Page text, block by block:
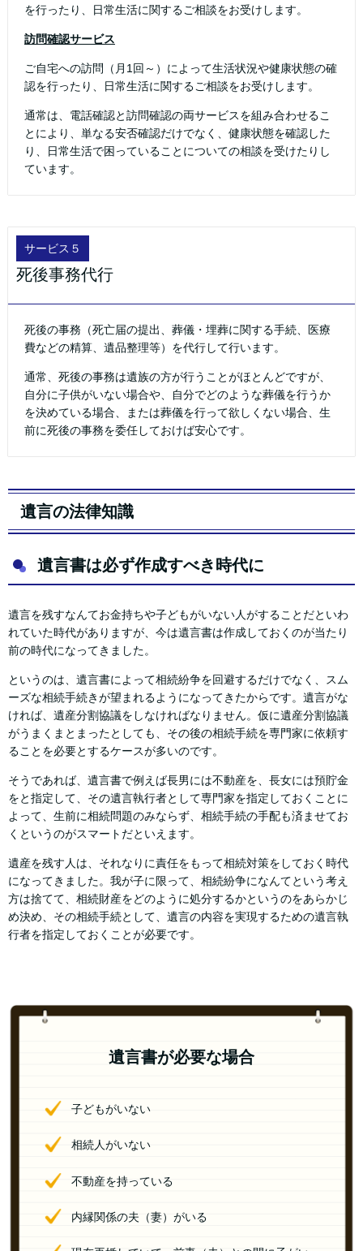
を行ったり、日常生活に関するご相談をお受けします。
訪問確認サービス
ご自宅への訪問（月1回～）によって生活状況や健康状態の確
認を行ったり、日常生活に関するご相談をお受けします。
通常は、電話確認と訪問確認の両サービスを組み合わせるこ
とにより、単なる安否確認だけでなく、健康状態を確認した
り、日常生活で困っていることについての相談を受けたりし
ています。
サービス５
死後事務代行
死後の事務（死亡届の提出、葬儀・埋葬に関する手続、医療
費などの精算、遺品整理等）を代行して行います。
通常、死後の事務は遺族の方が行うことがほとんどですが、
自分に子供がいない場合や、自分でどのような葬儀を行うか
を決めている場合、または葬儀を行って欲しくない場合、生
前に死後の事務を委任しておけば安心です。
遺言の法律知識
遺言書は必ず作成すべき時代に
遺言を残すなんてお金持ちや子どもがいない人がすることだといわ
れていた時代がありますが、今は遺言書は作成しておくのが当たり
前の時代になってきました。
というのは、遺言書によって相続紛争を回避するだけでなく、スム
ーズな相続手続きが望まれるようになってきたからです。遺言がな
ければ、遺産分割協議をしなければなりません。仮に遺産分割協議
がうまくまとまったとしても、その後の相続手続を専門家に依頼す
ることを必要とするケースが多いのです。
そうであれば、遺言書で例えば長男には不動産を、長女には預貯金
をと指定して、その遺言執行者として専門家を指定しておくことに
よって、生前に相続問題のみならず、相続手続の手配も済ませてお
くというのがスマートだといえます。
遺産を残す人は、それなりに責任をもって相続対策をしておく時代
になってきました。我が子に限って、相続紛争になんてという考え
方は捨てて、相続財産をどのように処分するかというのをあらかじ
め決め、その相続手続として、遺言の内容を実現するための遺言執
行者を指定しておくことが必要です。
遺言書が必要な場合
子どもがいない
相続人がいない
不動産を持っている
内縁関係の夫（妻）がいる